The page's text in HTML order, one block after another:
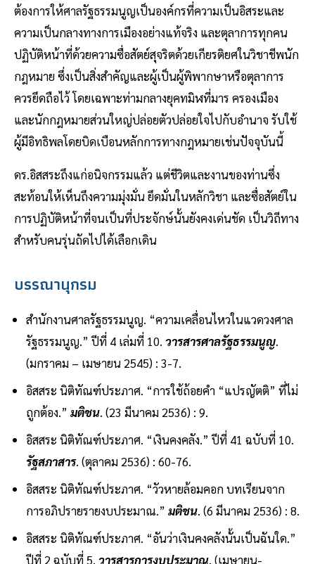
ต้องการให้ศาลรัฐธรรมนูญเป็นองค์กรที่ความเป็นอิสระและ
ความเป็นกลางทางการเมืองอย่างแท้จริง และตุลาการทุกคน
ปฏิบัติหน้าที่ด้วยความซื่อสัตย์สุจริตด้วยเกียรติยศในวิชาชีพนัก
กฎหมาย ซึ่งเป็นสิ่งสำคัญและผู้เป็นผู้พิพากษาหรือตุลาการ
ควรยึดถือไว้ โดยเฉพาะท่ามกลางยุคทมิฬที่มาร ครองเมือง
และนักกฎหมายส่วนใหญ่ปล่อยตัวปล่อยใจไปกับอำนาจ รับใช้
ผู้มีอิทธิพลโดยบิดเบือนหลักการทางกฎหมายเช่นปัจจุบันนี้
ดร.อิสสระถึงแก่อนิจกรรมแล้ว แต่ชีวิตและงานของท่านซึ่ง
สะท้อนให้เห็นถึงความมุ่งมั่น ยึดมั่นในหลักวิชา และซื่อสัตย์ใน
การปฏิบัติหน้าที่จนเป็นที่ประจักษ์นั้นยังคงเด่นชัด เป็นวิถีทาง
สำหรับคนรุ่นถัดไปได้เลือกเดิน
บรรณานุกรม
สำนักงานศาลรัฐธรรมนูญ. “ความเคลื่อนไหวในแวดวงศาล
รัฐธรรมนูญ.” ปีที่ 4 เล่มที่ 10. วารสารศาลรัฐธรรมนูญ.
(มกราคม – เมษายน 2545) : 3-7.
อิสสระ นิติทัณฑ์ประภาศ. “การใช้ถ้อยคำ “แปรญัตติ” ที่ไม่
ถูกต้อง.” มติชน. (23 มีนาคม 2536) : 9.
อิสสระ นิติทัณฑ์ประภาศ. “เงินคงคลัง.” ปีที่ 41 ฉบับที่ 10.
รัฐสภาสาร. (ตุลาคม 2536) : 60-76.
อิสสระ นิติทัณฑ์ประภาศ. “วัวหายล้อมคอก บทเรียนจาก
การอภิปรายรายงบประมาณ.” มติชน. (6 มีนาคม 2536) : 8.
อิสสระ นิติทัณฑ์ประภาศ. “อันว่าเงินคงคลังนั้นเป็นฉันใด.”
ปีที่ 2 ฉบับที่ 5. วารสารการงบประมาณ. (เมษายน-